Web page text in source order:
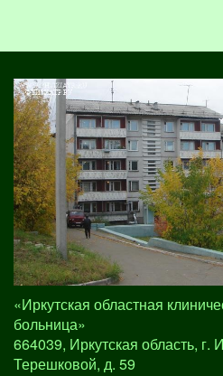
«Иркутская областная
больница»
664039, Иркутская область, г.
Терешковой, д. 59